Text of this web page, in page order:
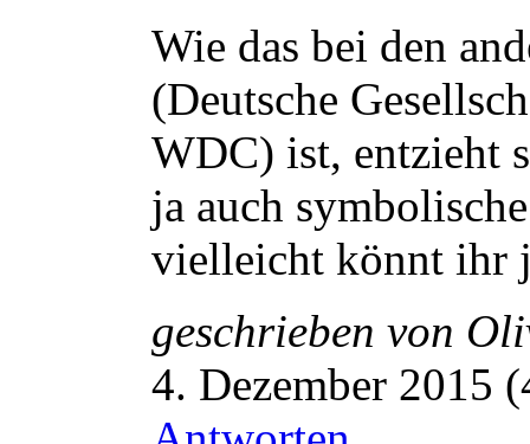
Wie das bei den
(Deutsche
WDC) ist, entzieht
ja auch
vielleicht könnt ihr
geschrieben von
4. Dezember 2015